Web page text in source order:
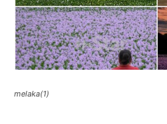
melaka(1)